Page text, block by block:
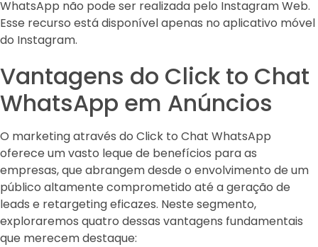
WhatsApp não pode ser realizada pelo Instagram Web.
Esse recurso está disponível apenas no aplicativo móvel
do Instagram.
Vantagens do Click to Chat
WhatsApp em Anúncios
O marketing através do Click to Chat WhatsApp
oferece um vasto leque de benefícios para as
empresas, que abrangem desde o envolvimento de um
público altamente comprometido até a geração de
leads e retargeting eficazes. Neste segmento,
exploraremos quatro dessas vantagens fundamentais
que merecem destaque: